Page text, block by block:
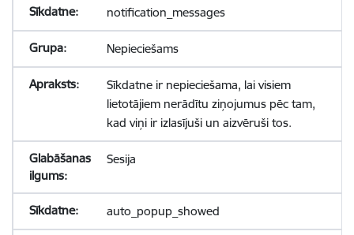
notification_messages
Nepieciešams
Sīkdatne ir nepieciešama, lai visiem
lietotājiem nerādītu ziņojumus pēc tam,
kad viņi ir izlasījuši un aizvēruši tos.
Sesija
auto_popup_showed